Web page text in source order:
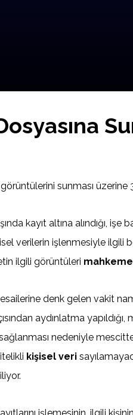
sunması
kayıt altına alındığı, işe
verilerin işlenmesiyle ilgili
ilgili görüntüleri mahkeme
denk gelen vakit
aydınlatma
nedeniyle mescitte
kişisel veri